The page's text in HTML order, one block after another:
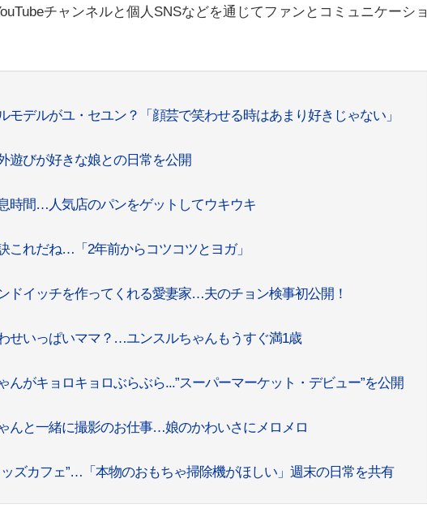
チャンネルと個人SNSなどを通じてファンとコミュニケーショ
モデルがユ・セユン？「顔芸で笑わせる時はあまり好きじゃない」
遊びが好きな娘との日常を公開
時間…人気店のパンをゲットしてウキウキ
これだね…「2年前からコツコツとヨガ」
ドイッチを作ってくれる愛妻家…夫のチョン検事初公開！
せいっぱいママ？…ユンスルちゃんもうすぐ満1歳
がキョロキョロぶらぶら...”スーパーマーケット・デビュー”を公開
んと一緒に撮影のお仕事…娘のかわいさにメロメロ
ズカフェ”…「本物のおもちゃ掃除機がほしい」週末の日常を共有